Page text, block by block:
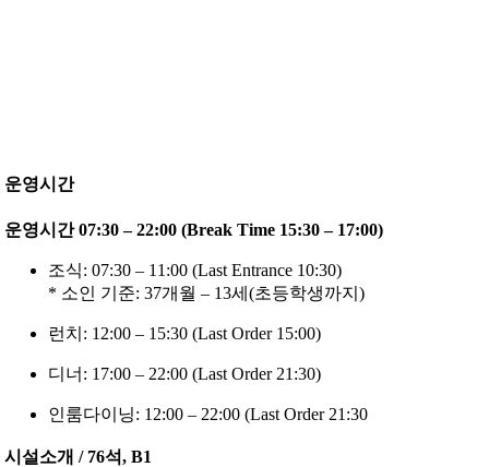
운영시간
운영시간 07:30 – 22:00 (Break Time 15:30 – 17:00)
조식: 07:30 – 11:00 (Last Entrance 10:30)
* 소인 기준: 37개월 – 13세(초등학생까지)
런치: 12:00 – 15:30 (Last Order 15:00)
디너: 17:00 – 22:00 (Last Order 21:30)
인룸다이닝: 12:00 – 22:00 (Last Order 21:30
시설소개 / 76석, B1